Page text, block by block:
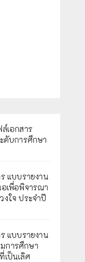
เอกสาร
ดับการศึกษา
แบบรายงาน
อเพื่อพิจารณา
งใจ ประจำปี
แบบรายงาน
การศึกษา
เป็นเลิศ